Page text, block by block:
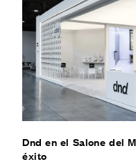
Dnd en el Salone del
éxito